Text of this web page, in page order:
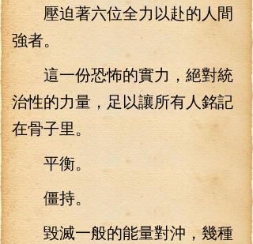
壓迫著六位全力以赴的人間
強者。
這一份恐怖的實力，絕對統
治性的力量，足以讓所有人銘記
在骨子里。
平衡。
僵持。
毀滅一般的能量對沖，幾種